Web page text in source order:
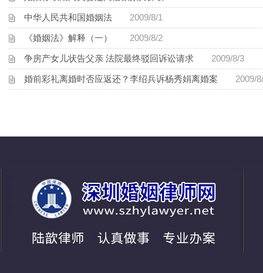
中华人民共和国婚姻法 2009/8/1
《婚姻法》解释（一） 2009/8/2
争房产女儿状告父亲 法院最终驳回诉讼请求 2009/8/3
婚前彩礼离婚时否应返还？李绍兵诉杨秀娟离婚案 2009/